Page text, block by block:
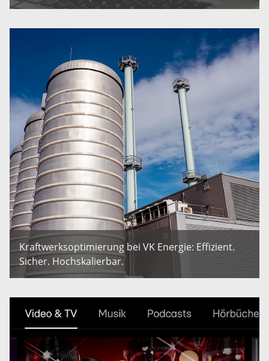
Kraftwerksoptimierung bei VK Energie: Effizient.
Sicher. Hochskalierbar.